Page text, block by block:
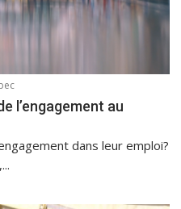
l’engagement au
dans leur emploi?